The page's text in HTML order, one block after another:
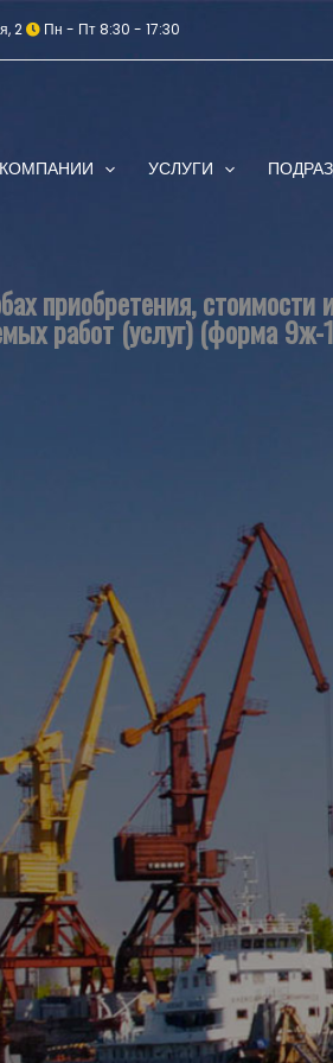
2 Пн - Пт 8:30 - 17:30
УСЛУГИ
приобретения,
работ (услуг) (форма 9ж-